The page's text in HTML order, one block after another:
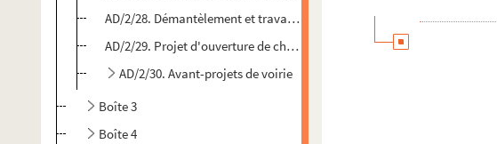
AD/2/28. Démantèlement et travaux divers - avant-projet des travaux
AD/2/29. Projet d'ouverture de chemins dans la banlieue - section F -
AD/2/30. Avant-projets de voirie
Boîte 3
Boîte 4